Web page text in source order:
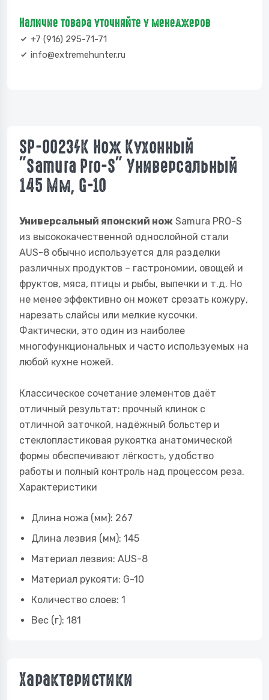
Наличие товара уточняйте у менеджеров
+7 (916) 295-71-71
info@extremehunter.ru
SP-0023/K Нож Кухонный
"Samura Pro-S" Универсальный
145 Мм, G-10
Универсальный японский нож Samura PRO-S
из высококачественной однослойной стали
AUS-8 обычно используется для разделки
различных продуктов – гастрономии, овощей и
фруктов, мяса, птицы и рыбы, выпечки и т.д. Но
не менее эффективно он может срезать кожуру,
нарезать слайсы или мелкие кусочки.
Фактически, это один из наиболее
многофункциональных и часто используемых на
любой кухне ножей.
Классическое сочетание элементов даёт
отличный результат: прочный клинок с
отличной заточкой, надёжный больстер и
стеклопластиковая рукоятка анатомической
формы обеспечивают лёгкость, удобство
работы и полный контроль над процессом реза.
Характеристики
Длина ножа (мм): 267
Длина лезвия (мм): 145
Материал лезвия: AUS-8
Материал рукояти: G-10
Количество слоев: 1
Вес (г): 181
Характеристики